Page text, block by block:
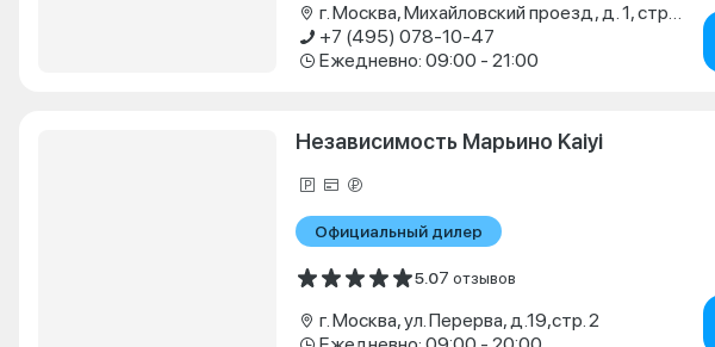
г. Москва, Михайловский проезд, д. 1, стр.3
+7 (495) 078-10-47
Ежедневно: 09:00 - 21:00
Независимость Марьино Kaiyi
Официальный дилер
5.07 отзывов
г. Москва, ул. Перерва, д.19,стр. 2